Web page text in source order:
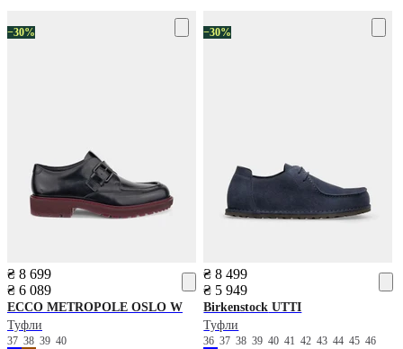
−30%
₴ 8 699
₴ 6 089
ECCO METROPOLE OSLO W
Туфли
37 38 39 40
−30%
₴ 8 499
₴ 5 949
Birkenstock UTTI
Туфли
3637383940414243444546